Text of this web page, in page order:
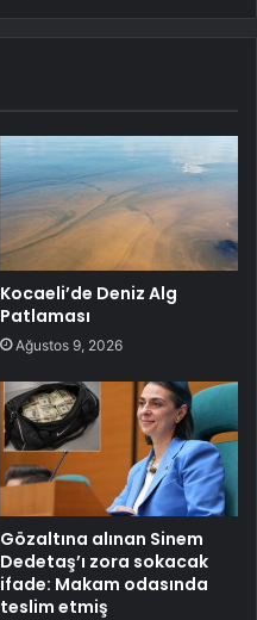
Kocaeli’de Deniz Alg
Patlaması
Ağustos 9, 2026
Gözaltına alınan Sinem
Dedetaş’ı zora sokacak
ifade: Makam odasında
teslim etmiş